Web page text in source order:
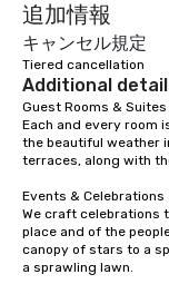
追加情報
キャンセル規定
Tiered cancellation
Additional
Guest Rooms & Suites
Each and every room
the beautiful weather
terraces, along with
Events & Celebrations
We craft celebrations
place and of the
canopy of stars to a
a sprawling lawn.